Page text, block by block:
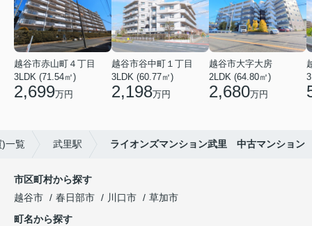
越谷市赤山町４丁目
3LDK (71.54㎡)
2,699万円
越谷市谷中町１丁目
3LDK (60.77㎡)
2,198万円
越谷市大字大房
2LDK (64.80㎡)
2,680万円
)一覧 武里駅 ライオンズマンション武里 中古マンション
市区町村から探す
越谷市
春日部市 川口市
草加市
町名から探す